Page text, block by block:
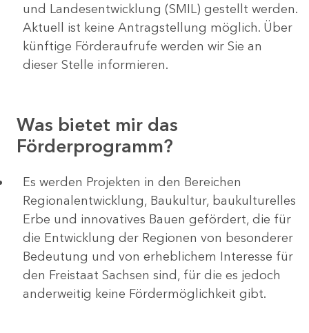
und Landesentwicklung (SMIL) gestellt werden.
Aktuell ist keine Antragstellung möglich. Über
künftige Förderaufrufe werden wir Sie an
dieser Stelle informieren.
Was bietet mir das
Förderprogramm?
Es werden Projekten in den Bereichen
Regionalentwicklung, Baukultur, baukulturelles
Erbe und innovatives Bauen gefördert, die für
die Entwicklung der Regionen von besonderer
Bedeutung und von erheblichem Interesse für
den Freistaat Sachsen sind, für die es jedoch
anderweitig keine Fördermöglichkeit gibt.